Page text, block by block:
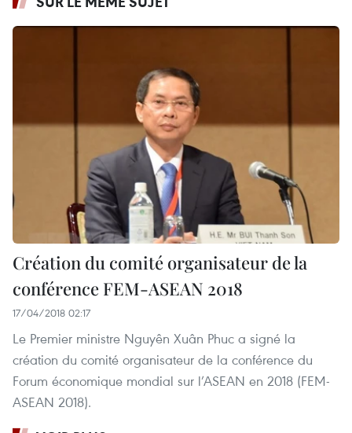
Création du comité organisateur de la
conférence FEM-ASEAN 2018 ​
17/04/2018 02:17
Le Premier ministre Nguyên Xuân Phuc a signé la
création du comité organisateur de la conférence du
Forum économique mondial sur l’ASEAN en 2018 (FEM-
ASEAN 2018).